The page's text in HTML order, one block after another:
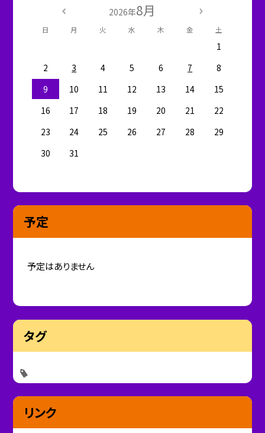
2026年8月
日 月 火 水 木 金 土
1
2
3 4 5 6 7
8
9
10 11 12 13 14
15
16
17 18 19 20 21
22
23
24 25 26 27 28
29
30
31
予定
予定はありません
タグ
リンク